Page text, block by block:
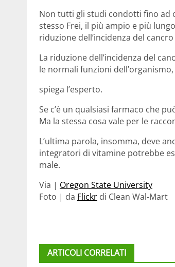
Non tutti gli studi condotti fino ad
stesso Frei, il più ampio e più
riduzione dell’incidenza del
La riduzione dell’incidenza del
le normali funzioni
spiega l’esperto.
Se c’è un qualsiasi farmaco che
Ma la stessa cosa vale per le
L’ultima parola, insomma, deve
integratori di vitamine potrebbe
male.
Via | Oregon State University
Foto | da Flickr di Clean Wal-Mart
ARTICOLI CORRELATI